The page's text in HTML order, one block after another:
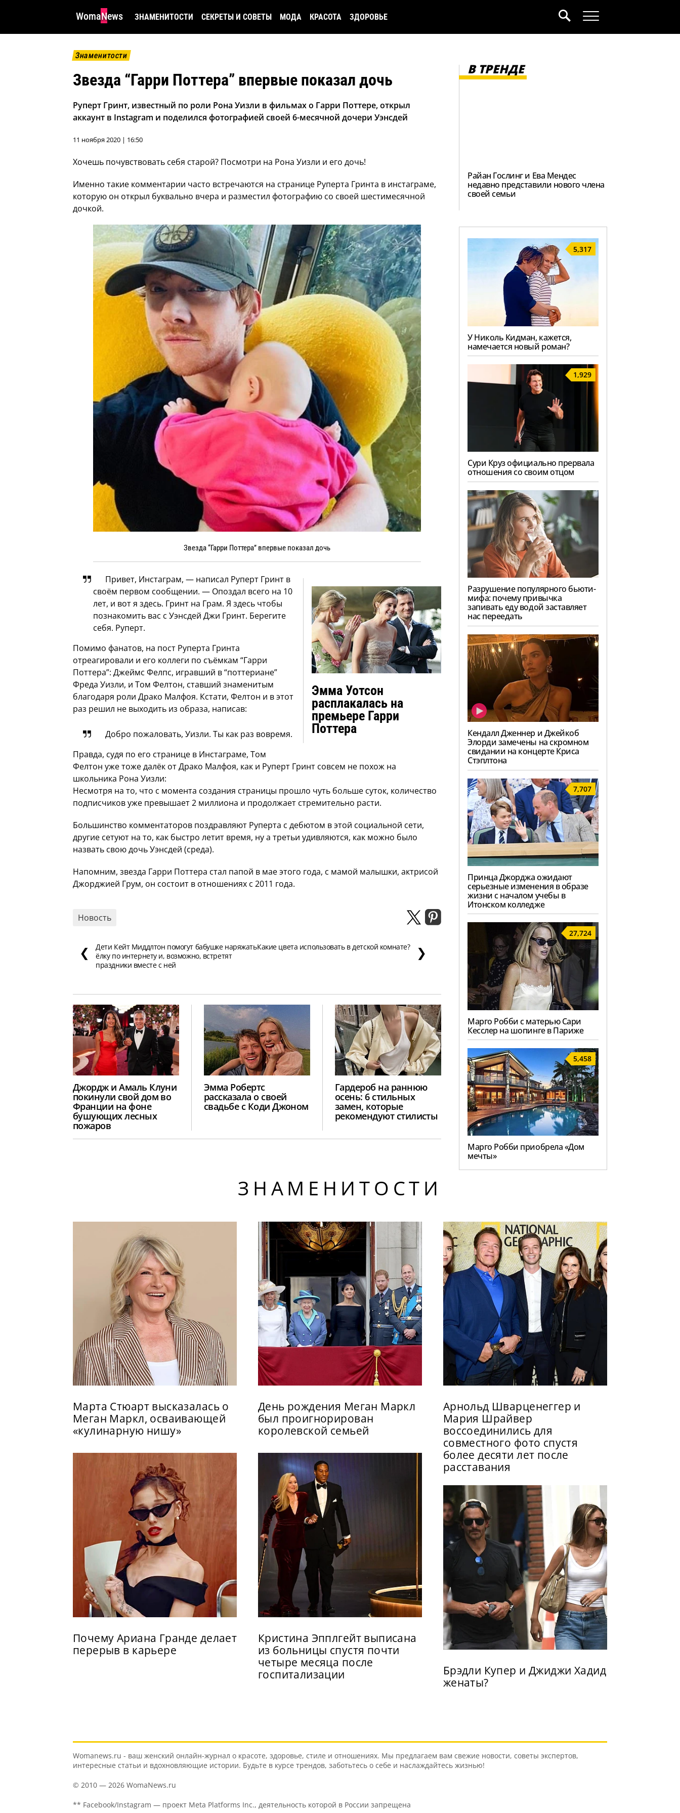
WomaNews ЗНАМЕНИТОСТИ СЕКРЕТЫ И СОВЕТЫ МОДА КРАСОТА ЗДОРОВЬЕ
Знаменитости
Звезда “Гарри Поттера” впервые показал дочь
Руперт Гринт, известный по роли Рона Уизли в фильмах о Гарри Поттере, открыл
аккаунт в Instagram и поделился фотографией своей 6-месячной дочери Уэнсдей
11 ноября 2020 | 16:50
Хочешь почувствовать себя старой? Посмотри на Рона Уизли и его дочь!
Именно такие комментарии часто встречаются на странице Руперта Гринта в инстаграме,
которую он открыл буквально вчера и разместил фотографию со своей шестимесячной
дочкой.
Звезда “Гарри Поттера” впервые показал дочь
Эмма Уотсон
расплакалась на
премьере Гарри
Поттера
Привет, Инстаграм, — написал Руперт Гринт в
своём первом сообщении. — Опоздал всего на 10
лет, и вот я здесь. Гринт на Грам. Я здесь чтобы
познакомить вас с Уэнсдей Джи Гринт. Берегите
себя. Руперт.
Помимо фанатов, на пост Руперта Гринта
отреагировали и его коллеги по съёмкам “Гарри
Поттера”: Джеймс Фелпс, игравший в “поттериане”
Фреда Уизли, и Том Фелтон, ставший знаменитым
благодаря роли Драко Малфоя. Кстати, Фелтон и в этот
раз решил не выходить из образа, написав:
Добро пожаловать, Уизли. Ты как раз вовремя.
Правда, судя по его странице в Инстаграме, Том
Фелтон уже тоже далёк от Драко Малфоя, как и Руперт Гринт совсем не похож на
школьника Рона Уизли:
Несмотря на то, что с момента создания страницы прошло чуть больше суток, количество
подписчиков уже превышает 2 миллиона и продолжает стремительно расти.
Большинство комментаторов поздравляют Руперта с дебютом в этой социальной сети,
другие сетуют на то, как быстро летит время, ну а третьи удивляются, как можно было
назвать свою дочь Уэнсдей (среда).
Напомним, звезда Гарри Поттера стал папой в мае этого года, с мамой малышки, актрисой
Джорджией Грум, он состоит в отношениях с 2011 года.
Новость
❮
Дети Кейт Миддлтон помогут бабушке наряжать
ёлку по интернету и, возможно, встретят
праздники вместе с ней
Какие цвета использовать в детской комнате? ❯
Джордж и Амаль Клуни
покинули свой дом во
Франции на фоне
бушующих лесных
пожаров
Эмма Робертс
рассказала о своей
свадьбе с Коди Джоном
Гардероб на раннюю
осень: 6 стильных
замен, которые
рекомендуют стилисты
В ТРЕНДЕ
Райан Гослинг и Ева Мендес
недавно представили нового члена
своей семьи
5,317
У Николь Кидман, кажется,
намечается новый роман?
1,929
Сури Круз официально прервала
отношения со своим отцом
Разрушение популярного бьюти-
мифа: почему привычка
запивать еду водой заставляет
нас переедать
Кендалл Дженнер и Джейкоб
Элорди замечены на скромном
свидании на концерте Криса
Стэплтона
7,707
Принца Джорджа ожидают
серьезные изменения в образе
жизни с началом учебы в
Итонском колледже
27,724
Марго Робби с матерью Сари
Кесслер на шопинге в Париже
5,458
Марго Робби приобрела «Дом
мечты»
ЗНАМЕНИТОСТИ
Марта Стюарт высказалась о
Меган Маркл, осваивающей
«кулинарную нишу»
Почему Ариана Гранде делает
перерыв в карьере
День рождения Меган Маркл
был проигнорирован
королевской семьей
Кристина Эпплгейт выписана
из больницы спустя почти
четыре месяца после
госпитализации
Арнольд Шварценеггер и
Мария Шрайвер
воссоединились для
совместного фото спустя
более десяти лет после
расставания
Брэдли Купер и Джиджи Хадид
женаты?
Womanews.ru - ваш женский онлайн-журнал о красоте, здоровье, стиле и отношениях. Мы предлагаем вам свежие новости, советы экспертов,
интересные статьи и вдохновляющие истории. Будьте в курсе трендов, заботьтесь о себе и наслаждайтесь жизнью!
© 2010 — 2026 WomaNews.ru
** Facebook/Instagram — проект Meta Platforms Inc., деятельность которой в России запрещена